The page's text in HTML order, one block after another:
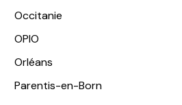
Occitanie
OPIO
Orléans
Parentis-en-Born